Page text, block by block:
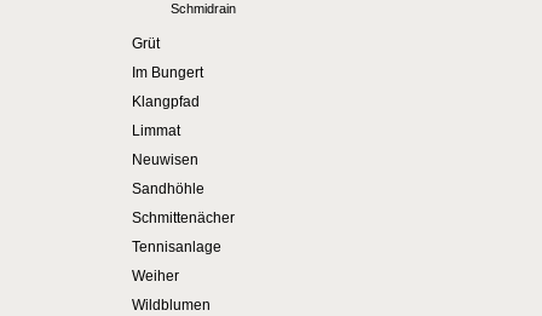
Schmidrain
Grüt
Im Bungert
Klangpfad
Limmat
Neuwisen
Sandhöhle
Schmittenächer
Tennisanlage
Weiher
Wildblumen